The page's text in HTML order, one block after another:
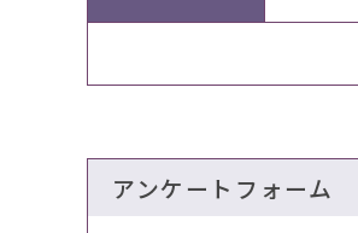
アンケートフォーム